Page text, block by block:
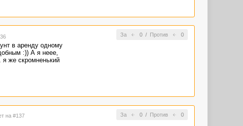
За 0/ Против 0
в аренду одному
:)) А я неее,
же скромненький
За 0/ Против 0
на #137